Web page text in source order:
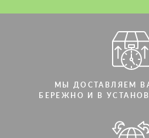
МЫ ДОСТАВЛЯЕМ
БЕРЕЖНО И В